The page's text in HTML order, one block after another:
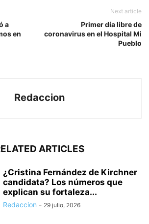
a
en
Next article
Primer día libre de
coronavirus en el Hospital Mi
Pueblo
Redaccion
ARTICLES
¿Cristina Fernández de Kirchner
candidata? Los números que
explican su fortaleza...
Redaccion - 29 julio, 2026